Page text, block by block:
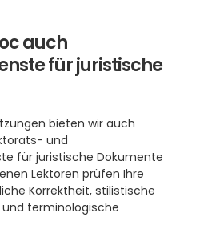
auch
für juristische
bieten wir auch
und
für juristische Dokumente
Lektoren prüfen Ihre
Korrektheit, stilistische
terminologische